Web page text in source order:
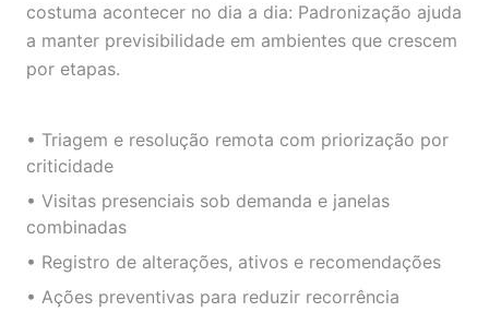
costuma acontecer no dia a dia: Padronização ajuda
a manter previsibilidade em ambientes que crescem
por etapas.
• Triagem e resolução remota com priorização por
criticidade
• Visitas presenciais sob demanda e janelas
combinadas
• Registro de alterações, ativos e recomendações
• Ações preventivas para reduzir recorrência